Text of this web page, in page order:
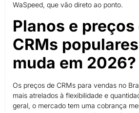
WaSpeed, que vão direto ao ponto.
Planos e preços
CRMs
muda em 2026?
Os preços de CRMs para vendas no
mais atrelados à flexibilidade e
geral, o mercado tem uma cobrança